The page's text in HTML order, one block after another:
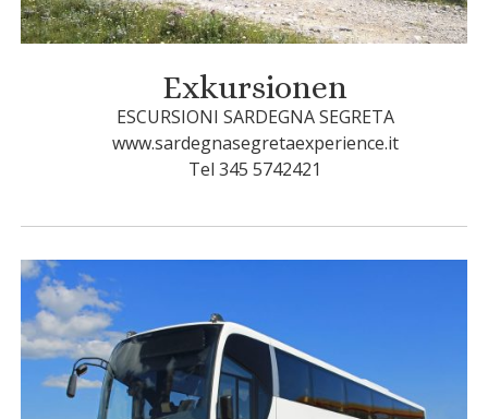
Exkursionen
ESCURSIONI SARDEGNA SEGRETA
www.sardegnasegretaexperience.it
Tel 345 5742421